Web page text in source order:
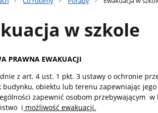
w szkole
PRAWNA EWAKUACJI
art. 4 ust. 1 pkt. 3 ustawy o ochronie
budynku, obiektu lub terenu zapewniając
zapewnić osobom przebywającym
i możliwość ewakuacji.